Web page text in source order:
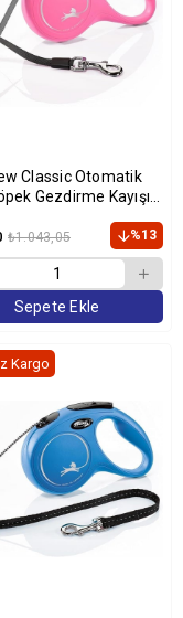
Classic Otomatik
Gezdirme Kayışı
₺1.043,05 %13
Sepete Ekle
Kargo